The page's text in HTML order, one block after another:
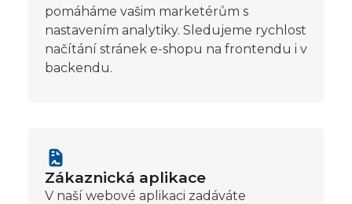
pomáháme vašim marketérům s
nastavením analytiky. Sledujeme rychlost
načítání stránek e-shopu na frontendu i v
backendu.
Zákaznická aplikace
V naší webové aplikaci zadáváte